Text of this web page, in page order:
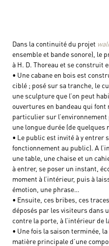
Dans la continuité du projet
ensemble et bande sonore), le
à H. D. Thoreau et se construit
• Une cabane en bois est
ciblé ; posé sur sa tranche, le
une sculpture que l’on peut
ouvertures en bandeau qui
particulier sur
une longue durée (de quelques
• Le public est invité à y entrer
fonctionnement au public). A
une table, une chaise et un
à entrer, se poser un instant,
moment à l’intérieur, puis à
émotion, une phrase…
• Ensuite, ces bribes, ces
déposés par les visiteurs dans
contre la porte, à l’intérieur de
• Une fois la saison terminée,
matière principale d’une